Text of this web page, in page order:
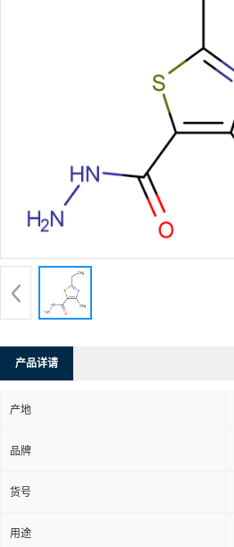
产品详请
产地
品牌
货号
用途